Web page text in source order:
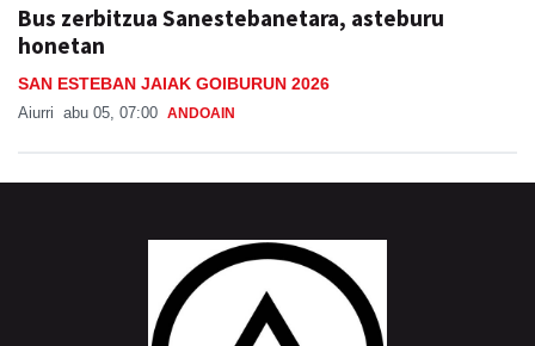
Bus zerbitzua Sanestebanetara, asteburu
honetan
SAN ESTEBAN JAIAK GOIBURUN 2026
Aiurri abu 05, 07:00 ANDOAIN